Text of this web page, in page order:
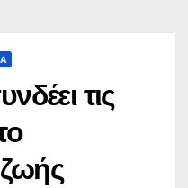
τις